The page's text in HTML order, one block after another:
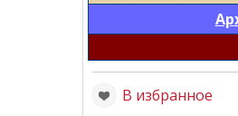
В избранное